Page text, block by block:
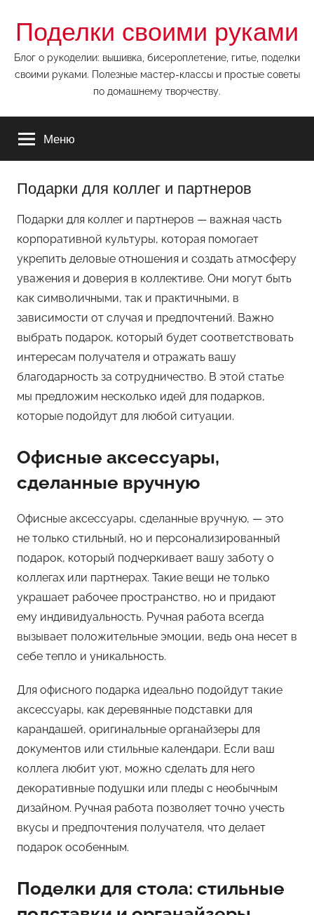
содержимому
Поделки своими руками
Блог о рукоделии: вышивка, бисероплетение, гитье, поделки
своими руками. Полезные мастер-классы и простые советы
по домашнему творчеству.
Меню
Подарки для коллег и партнеров
Подарки для коллег и партнеров — важная часть
корпоративной культуры, которая помогает
укрепить деловые отношения и создать атмосферу
уважения и доверия в коллективе. Они могут быть
как символичными, так и практичными, в
зависимости от случая и предпочтений. Важно
выбрать подарок, который будет соответствовать
интересам получателя и отражать вашу
благодарность за сотрудничество. В этой статье
мы предложим несколько идей для подарков,
которые подойдут для любой ситуации.
Офисные аксессуары,
сделанные вручную
Офисные аксессуары, сделанные вручную, — это
не только стильный, но и персонализированный
подарок, который подчеркивает вашу заботу о
коллегах или партнерах. Такие вещи не только
украшает рабочее пространство, но и придают
ему индивидуальность. Ручная работа всегда
вызывает положительные эмоции, ведь она несет в
себе тепло и уникальность.
Для офисного подарка идеально подойдут такие
аксессуары, как деревянные подставки для
карандашей, оригинальные органайзеры для
документов или стильные календари. Если ваш
коллега любит уют, можно сделать для него
декоративные подушки или пледы с необычным
дизайном. Ручная работа позволяет точно учесть
вкусы и предпочтения получателя, что делает
подарок особенным.
Поделки для стола: стильные